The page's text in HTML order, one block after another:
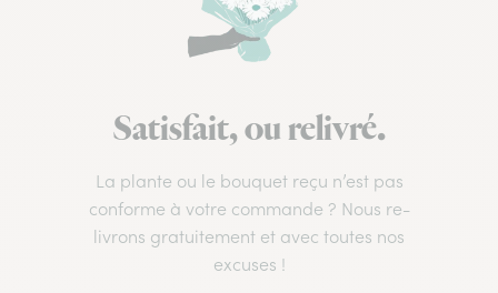
Satisfait, ou relivré.
La plante ou le bouquet reçu n’est pas
conforme à votre commande ? Nous re-
livrons gratuitement et avec toutes nos
excuses !